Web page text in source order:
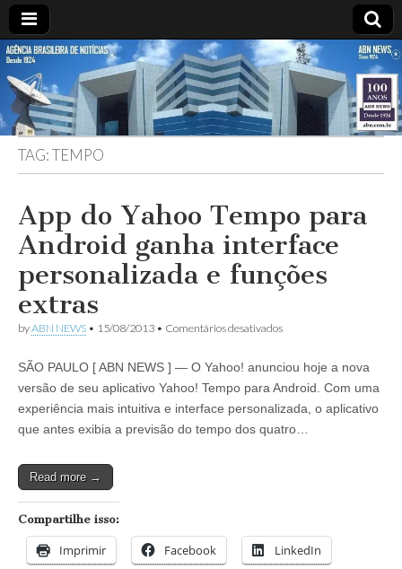
ABN
AGÊNCIA
BRASILEIRA
DE
NOTÍCIAS
DESDE
1924
TAG:TEMPO
App do Yahoo Tempo para
Android ganha interface
personalizada e funções
extras
byABN NEWS • 15/08/2013 • Comentários desativadosem
Yahoo
Tempo
Android
ganha
SÃO PAULO [ ABN NEWS ] — O Yahoo! anunciou hoje a nova
versão de seu aplicativo Yahoo! Tempo para Android. Com uma
experiência mais intuitiva e interface personalizada, o aplicativo
que antes exibia a previsão do tempo dos quatro…
Read more →
Compartilhe isso:
Imprimir Facebook LinkedIn